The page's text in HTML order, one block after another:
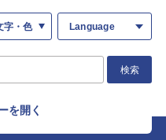
字・色 Language
検索
を開く